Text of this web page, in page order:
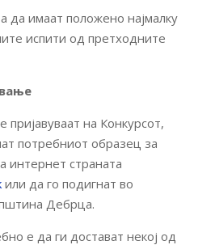
да имаат положено најмалку
испити од претходните
пријавуваат на Конкурсот,
потребниот образец за
интернет страната
или да го подигнат во
Дебрца.
е да ги достават некој од